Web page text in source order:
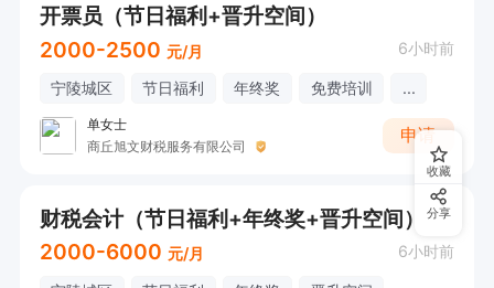
开票员（节日福利+晋升空间）
2000-2500 元/月 6小时前
宁陵城区 节日福利 年终奖 免费培训 ...
单女士
商丘旭文财税服务有限公司
申请
财税会计（节日福利+年终奖+晋升空间）
2000-6000 元/月 6小时前
收藏
分享